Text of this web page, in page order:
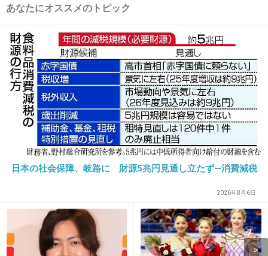
12. 匿名 2013/02/19(火) 16:32:33
また茶番劇？
+46 -3
13. 匿名2013/02/19(火) 16:32:35
カワイイ区廃止はよ
+73 -3
可愛いの代表なら他の人に頼んでほしい
まぁ、そもそも可愛い区なんていうのを税金か
あなたにオススメのトピック
日本の社会保障、岐路に 財源5兆円見通し立たず―消費減税
2026年8月6日